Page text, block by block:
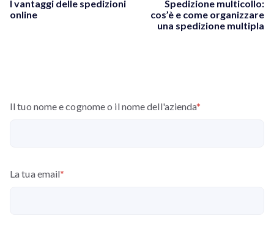
I vantaggi delle spedizioni
online
Spedizione multicollo:
cos’è e come organizzare
una spedizione multipla
Il tuo nome e cognome o il nome dell'azienda*
La tua email*